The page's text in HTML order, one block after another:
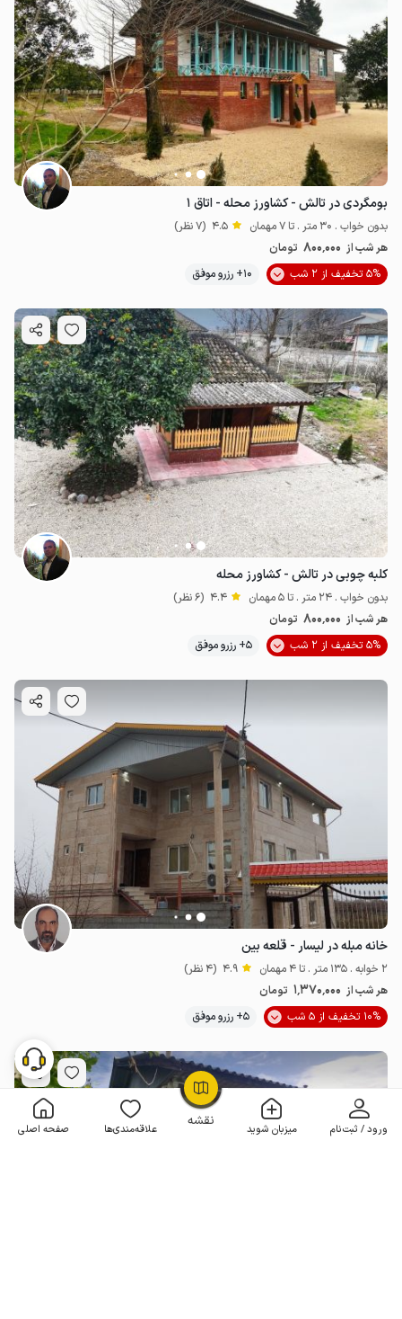
نقشه ورود / ثبت‌نام میزبان شوید علاقه‌مندی‌ها صفحه اصلی
OpenStreetMap
بومگردی در تالش - کشاورز محله - اتاق ۱
بدون خواب . 30 متر . تا 7 مهمان 4.5 (7 نظر)
هر شب از 800٬000 تومان
5% تخفیف از 2 شب
10+ رزرو موفق
کلبه چوبی در تالش - کشاورز محله
بدون خواب . 24 متر . تا 5 مهمان 4.4 (6 نظر)
هر شب از 800٬000 تومان
5% تخفیف از 2 شب
5+ رزرو موفق
خانه مبله در لیسار - قلعه بین
2 خوابه . 135 متر . تا 4 مهمان 4.9 (4 نظر)
هر شب از 1٬370٬000 تومان
10% تخفیف از 5 شب
5+ رزرو موفق